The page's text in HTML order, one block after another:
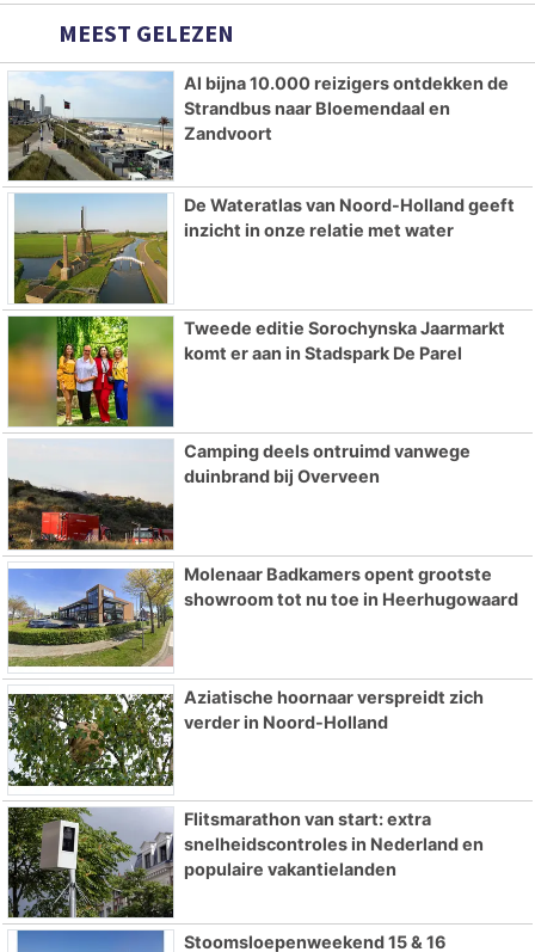
MEEST GELEZEN
Al bijna 10.000 reizigers ontdekken de
Strandbus naar Bloemendaal en
Zandvoort
De Wateratlas van Noord-Holland geeft
inzicht in onze relatie met water
Tweede editie Sorochynska Jaarmarkt
komt er aan in Stadspark De Parel
Camping deels ontruimd vanwege
duinbrand bij Overveen
Molenaar Badkamers opent grootste
showroom tot nu toe in Heerhugowaard
Aziatische hoornaar verspreidt zich
verder in Noord-Holland
Flitsmarathon van start: extra
snelheidscontroles in Nederland en
populaire vakantielanden
Stoomsloepenweekend 15 & 16